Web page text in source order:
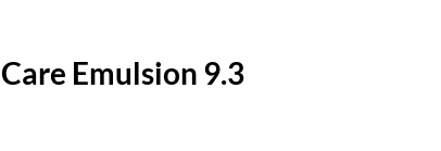
Emulsion 9.3